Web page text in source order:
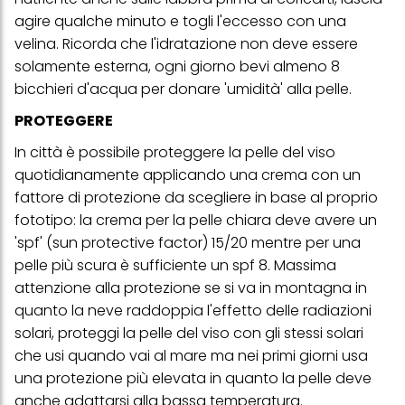
agire qualche minuto e togli l'eccesso con una
velina. Ricorda che l'idratazione non deve essere
solamente esterna, ogni giorno bevi almeno 8
bicchieri d'acqua per donare 'umidità' alla pelle.
PROTEGGERE
In città è possibile proteggere la pelle del viso
quotidianamente applicando una crema con un
fattore di protezione da scegliere in base al proprio
fototipo: la crema per la pelle chiara deve avere un
'spf' (sun protective factor) 15/20 mentre per una
pelle più scura è sufficiente un spf 8. Massima
attenzione alla protezione se si va in montagna in
quanto la neve raddoppia l'effetto delle radiazioni
solari, proteggi la pelle del viso con gli stessi solari
che usi quando vai al mare ma nei primi giorni usa
una protezione più elevata in quanto la pelle deve
(basati, ad esempio, sui tuoi interessi identificati) su questo sito
web e altri media (di terzi) tramite i dispositivi assegnati a te o
alla tua famiglia, nonché per misurare e ottimizzare il successo
Puoi trovare maggiori informazioni sul trattamento dei tuoi dati
nella nostra Informativa sulla protezione dei dati collegata nel piè
di pagina (Sezione "Cookie, Pixel, Impronte digitali e tecnologie
effetto per il futuro disabilitando i cookie sul nostro sito web nella
sezione "Impostazioni cookie" collegata nel piè di pagina. Per
ulteriori informazioni sui cookie utilizzati su questo sito Web, in
particolare sul loro periodo di conservazione, consultare le
informazioni dettagliate su ciascun cookie disponibili facendo
clic su "modifica" di seguito".
Se fai clic su "Modifica" potrai trovare maggiori informazioni sul
trattamento dei tuoi dati / sull'uso dei cookie e consentirli per uno o
più degli scopi sopra menzionati. Cliccando su "Accetta tutto",
acconsenti all'uso dei cookie e al trattamento dei tuoi dati
personali per tutte le finalità sopra indicate. Se fai clic su "Rifiuta",
verranno utilizzati solo i cookie tecnicamente necessari per fornirti
questo sito web.